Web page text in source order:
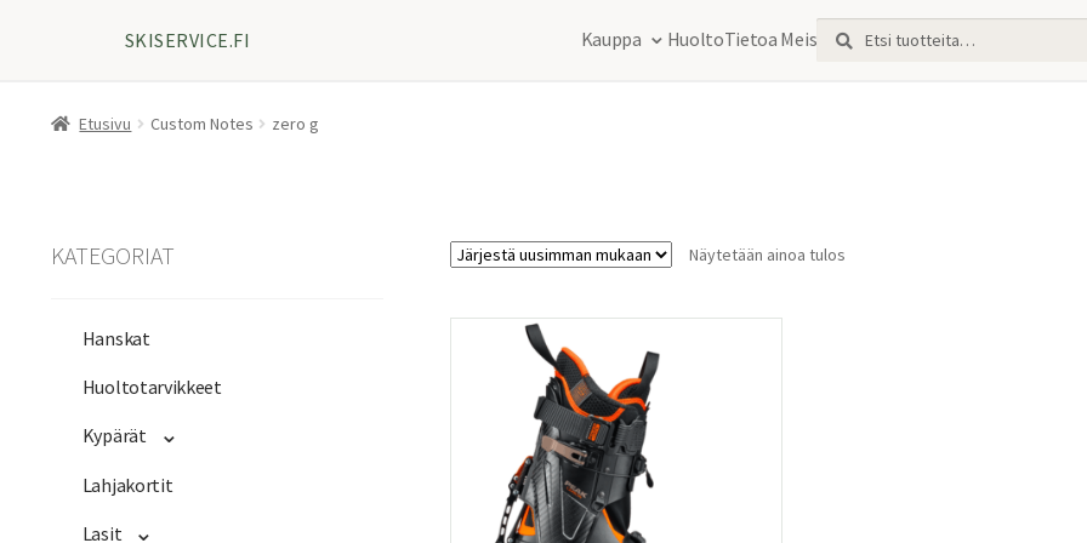
SKISERVICE.FI Kauppa HuoltoTietoa MeistäEtsi:
Haku
Etusivu Custom Notes zero g
Näytetään ainoa tulos
KATEGORIAT
Hanskat
Huoltotarvikkeet
Kypärät
Lahjakortit
Lasit